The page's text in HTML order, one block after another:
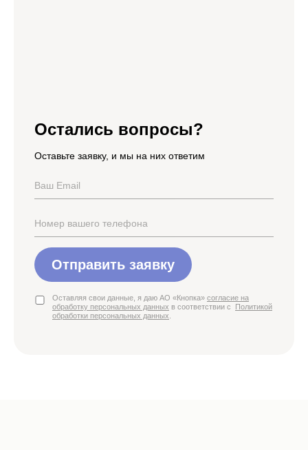
Остались вопросы?
Оставьте заявку, и мы на них ответим
Отправить заявку
Оставляя свои данные, я даю АО «Кнопка» согласие на
обработку персональных данных в соответствии с Политикой
обработки персональных данных